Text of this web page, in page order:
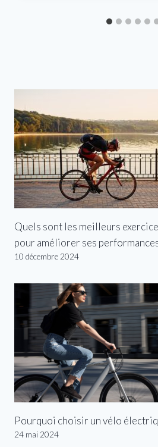
Quels sont les meilleurs
pour améliorer ses
10 décembre 2024
Pourquoi choisir un vélo
24 mai 2024